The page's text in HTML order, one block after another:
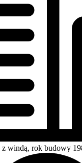
z windą, rok budowy